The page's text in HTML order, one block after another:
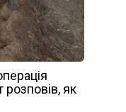
розповів, як